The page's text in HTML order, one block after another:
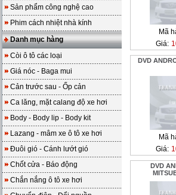
Sản phẩm công nghệ cao
Phim cách nhiệt nhà kính
Danh mục hàng
Còi ô tô các loại
Giá nóc - Baga mui
Cản trước sau - Ốp cản
Ca lăng, mặt calang độ xe hơi
Body - Body lip - Body kit
Lazang - mâm xe ô tô xe hơi
Đuôi gió - Cánh lướt gió
Chốt cửa - Báo động
Chắn nắng ô tô xe hơi
Mã
Giá:
DVD
Mã
Giá:
DVD